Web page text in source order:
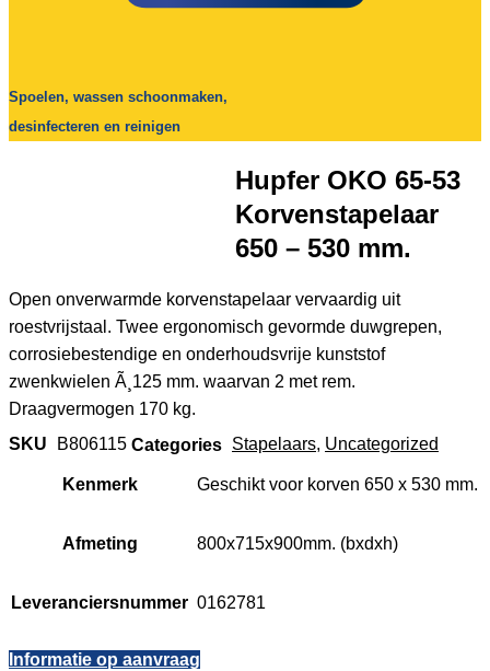
Spoelen, wassen schoonmaken,
desinfecteren en reinigen
Hupfer OKO 65-53
Korvenstapelaar
650 – 530 mm.
Open onverwarmde korvenstapelaar vervaardig uit
roestvrijstaal. Twee ergonomisch gevormde duwgrepen,
corrosiebestendige en onderhoudsvrije kunststof
zwenkwielen Ã¸125 mm. waarvan 2 met rem.
Draagvermogen 170 kg.
SKU
B806115 Categories Stapelaars, Uncategorized
Kenmerk Geschikt voor korven 650 x 530 mm.
Afmeting 800x715x900mm. (bxdxh)
Leveranciersnummer 0162781
Informatie op aanvraag